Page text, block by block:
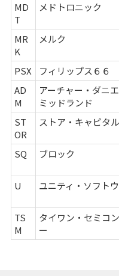
MD
T
メドトロニック
MR
K
メルク
PSX フィリップス６６
AD
M
アーチャー・ダニ
ミッドランド
ST
OR
ストア・キャピタル
SQ ブロック
U
ユニティ・ソフト
TS
M
タイワン・セミコ
ー